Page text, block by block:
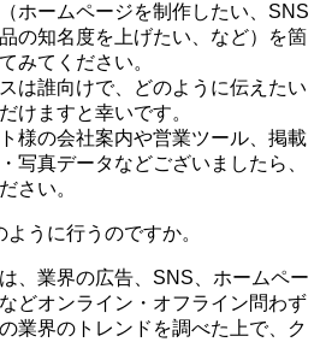
ホームページを制作したい、SNS
の知名度を上げたい、など）を箇
みてください。
は誰向けで、どのように伝えたい
けますと幸いです。
様の会社案内や営業ツール、掲載
写真データなどございましたら、
さい。
うに行うのですか。
、業界の広告、SNS、ホームペー
どオンライン・オフライン問わず
業界のトレンドを調べた上で、ク